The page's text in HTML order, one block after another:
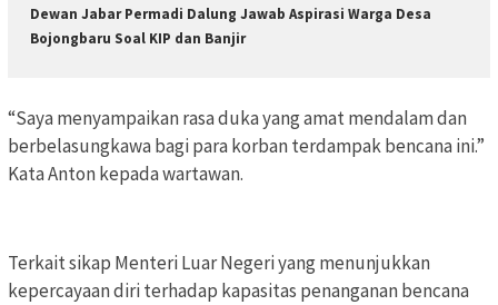
Dewan Jabar Permadi Dalung Jawab Aspirasi Warga Desa
Bojongbaru Soal KIP dan Banjir
“Saya menyampaikan rasa duka yang amat mendalam dan
berbelasungkawa bagi para korban terdampak bencana ini.”
Kata Anton kepada wartawan.
Terkait sikap Menteri Luar Negeri yang menunjukkan
kepercayaan diri terhadap kapasitas penanganan bencana